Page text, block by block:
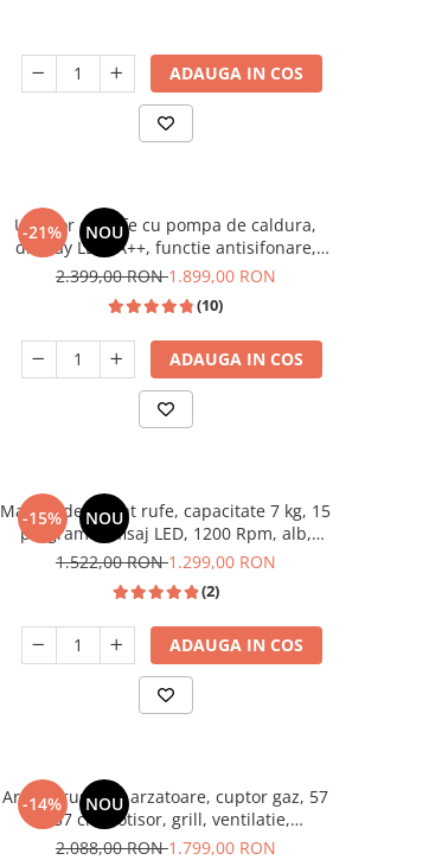
ADAUGA IN COS
-21% NOU
Uscator de rufe cu pompa de caldura,
display LED, A++, functie antisifonare,
A++, capacitate 8 kg, 13 programe
2.399,00 RON1.899,00 RON
(10)
ADAUGA IN COS
-15% NOU
Masina de spalat rufe, capacitate 7 kg, 15
programe, afisaj LED, 1200 Rpm, alb,
HEINNER
1.522,00 RON1.299,00 RON
(2)
ADAUGA IN COS
-14% NOU
Aragaz rustic, 4 arzatoare, cuptor gaz, 57
x 57 cm, rotisor, grill, ventilatie,
aprindere electrica, gratare fonta, negru
2.088,00 RON1.799,00 RON